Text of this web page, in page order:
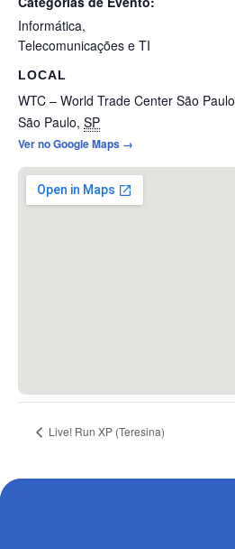
Informática,
Telecomunicações e TI
LOCAL
WTC – World Trade Center São Paulo
São Paulo, SP
Ver no Google Maps →
Live! Run XP (Teresina)